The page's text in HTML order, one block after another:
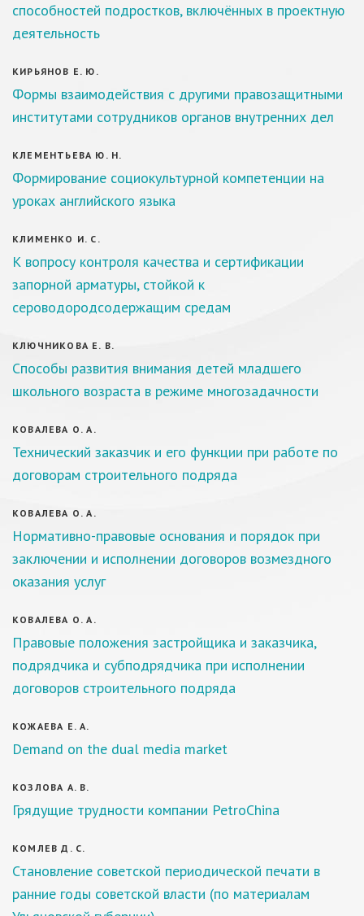
способностей подростков, включённых в проектную
деятельность
КИРЬЯНОВ Е. Ю.
Формы взаимодействия с другими правозащитными
институтами сотрудников органов внутренних дел
КЛЕМЕНТЬЕВА Ю. Н.
Формирование социокультурной компетенции на
уроках английского языка
КЛИМЕНКО И. С.
К вопросу контроля качества и сертификации
запорной арматуры, стойкой к
сероводородсодержащим средам
КЛЮЧНИКОВА Е. В.
Способы развития внимания детей младшего
школьного возраста в режиме многозадачности
КОВАЛЕВА О. А.
Технический заказчик и его функции при работе по
договорам строительного подряда
КОВАЛЕВА О. А.
Нормативно-правовые основания и порядок при
заключении и исполнении договоров возмездного
оказания услуг
КОВАЛЕВА О. А.
Правовые положения застройщика и заказчика,
подрядчика и субподрядчика при исполнении
договоров строительного подряда
КОЖАЕВА Е. А.
Demand on the dual media market
КОЗЛОВА А. В.
Грядущие трудности компании PetroChina
КОМЛЕВ Д. С.
Становление советской периодической печати в
ранние годы советской власти (по материалам